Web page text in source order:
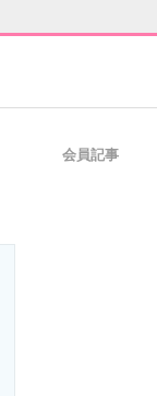
会員記事